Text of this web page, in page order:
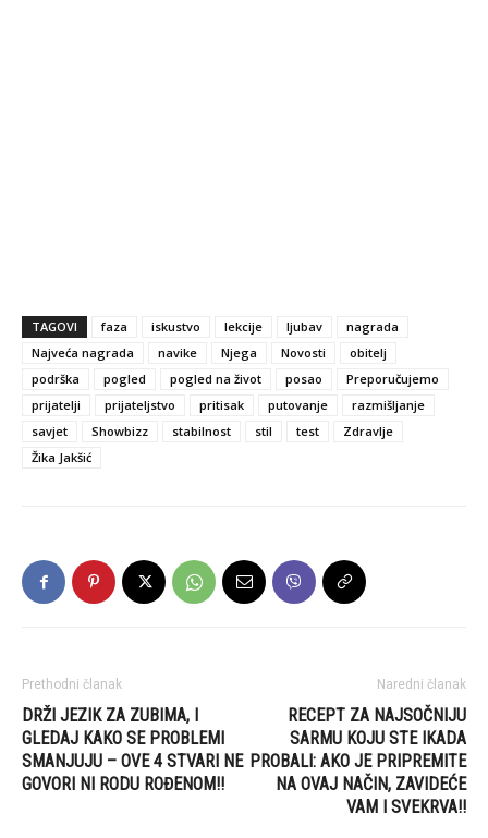
TAGOVI faza iskustvo lekcije ljubav
nagrada
Najveća nagrada
navike Njega Novosti
obitelj
podrška
pogled pogled na život posao
Preporučujemo
prijatelji
prijateljstvo pritisak putovanje
razmišljanje
savjet
Showbizz stabilnost stil test
Zdravlje
Žika Jakšić
Prethodni članak
DRŽI JEZIK ZA ZUBIMA, I
GLEDAJ KAKO SE PROBLEMI
SMANJUJU – OVE 4 STVARI NE
GOVORI NI RODU ROĐENOM!!
Naredni članak
RECEPT ZA NAJSOČNIJU
SARMU KOJU STE IKADA
PROBALI: AKO JE PRIPREMITE
NA OVAJ NAČIN, ZAVIDEĆE
VAM I SVEKRVA!!